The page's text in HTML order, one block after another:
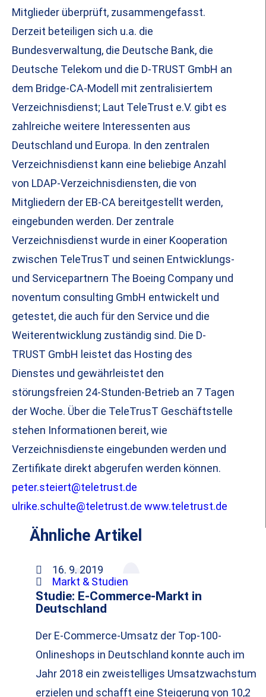
Mitglieder überprüft, zusammengefasst.
Derzeit beteiligen sich u.a. die
Bundesverwaltung, die Deutsche Bank, die
Deutsche Telekom und die D-TRUST GmbH an
dem Bridge-CA-Modell mit zentralisiertem
Verzeichnisdienst; Laut TeleTrust e.V. gibt es
zahlreiche weitere Interessenten aus
Deutschland und Europa. In den zentralen
Verzeichnisdienst kann eine beliebige Anzahl
von LDAP-Verzeichnisdiensten, die von
Mitgliedern der EB-CA bereitgestellt werden,
eingebunden werden. Der zentrale
Verzeichnisdienst wurde in einer Kooperation
zwischen TeleTrusT und seinen Entwicklungs-
und Servicepartnern The Boeing Company und
noventum consulting GmbH entwickelt und
getestet, die auch für den Service und die
Weiterentwicklung zuständig sind. Die D-
TRUST GmbH leistet das Hosting des
Dienstes und gewährleistet den
störungsfreien 24-Stunden-Betrieb an 7 Tagen
der Woche. Über die TeleTrusT Geschäftstelle
stehen Informationen bereit, wie
Verzeichnisdienste eingebunden werden und
Zertifikate direkt abgerufen werden können.
peter.steiert@teletrust.de
ulrike.schulte@teletrust.de www.teletrust.de
Ähnliche Artikel
16. 9. 2019
Markt & Studien
Studie: E-Commerce-Markt in
Deutschland
Der E-Commerce-Umsatz der Top-100-
Onlineshops in Deutschland konnte auch im
Jahr 2018 ein zweistelliges Umsatzwachstum
erzielen und schafft eine Steigerung von 10,2